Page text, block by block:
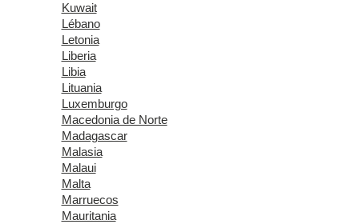
Kuwait
Lébano
Letonia
Liberia
Libia
Lituania
Luxemburgo
Macedonia de Norte
Madagascar
Malasia
Malaui
Malta
Marruecos
Mauritania